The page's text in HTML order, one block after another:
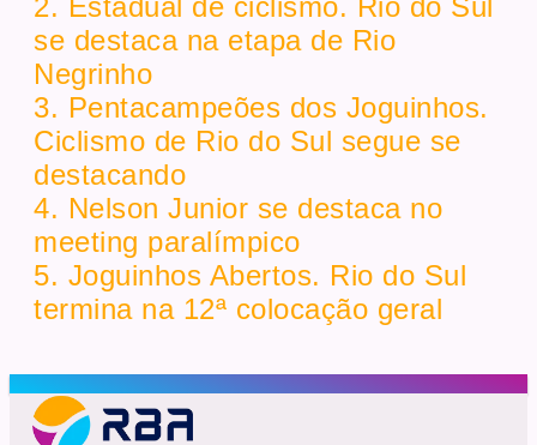
2. Estadual de ciclismo. Rio do Sul
se destaca na etapa de Rio
Negrinho
3. Pentacampeões dos Joguinhos.
Ciclismo de Rio do Sul segue se
destacando
4. Nelson Junior se destaca no
meeting paralímpico
5. Joguinhos Abertos. Rio do Sul
termina na 12ª colocação geral